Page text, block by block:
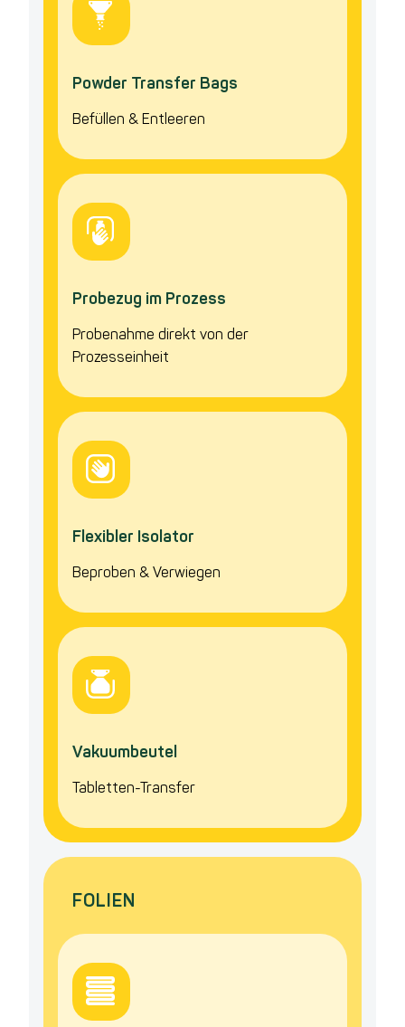
Powder Transfer Bags
Befüllen & Entleeren
Probezug im Prozess
Probenahme direkt von der
Prozesseinheit
Flexibler Isolator
Beproben & Verwiegen
Vakuumbeutel
Tabletten-Transfer
FOLIEN